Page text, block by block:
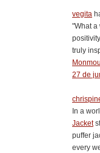
vegita
"What a
truly
27 de
In a
Jacket
puffer
every